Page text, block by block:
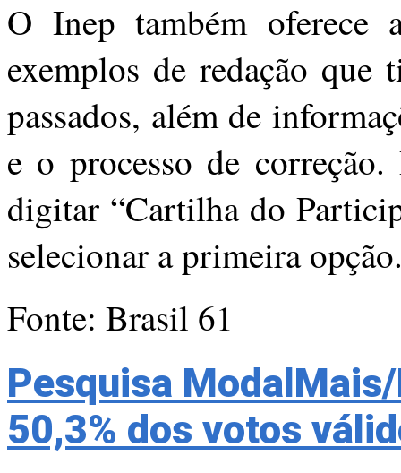
O Inep também
exemplos de redação que
passados, além de
e o processo de correção.
digitar “Cartilha do
selecionar a primeira
Fonte: Brasil 61
Pesquisa
50,3% dos votos